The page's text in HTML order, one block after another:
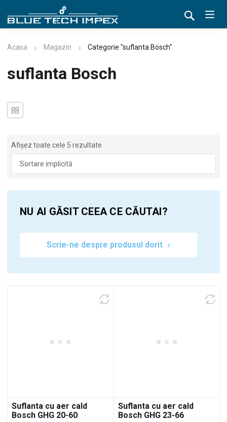
Acasa Magazin Categorie "suflanta Bosch"
suflanta Bosch
Afișez toate cele 5 rezultate
NU AI GĂSIT CEEA CE CĂUTAI?
Scrie-ne despre produsul dorit
Suflanta cu aer cald
Bosch GHG 20-60
Suflanta cu aer cald
Bosch GHG 23-66